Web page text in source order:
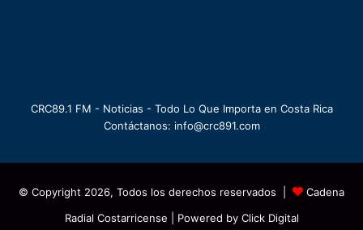
CRC89.1 FM - Noticias - Todo Lo Que Importa en Costa Rica
Contáctanos: info@crc891.com
© Copyright 2026, Todos los derechos reservados |
Cadena
Radial Costarricense | Powered by Click Digital